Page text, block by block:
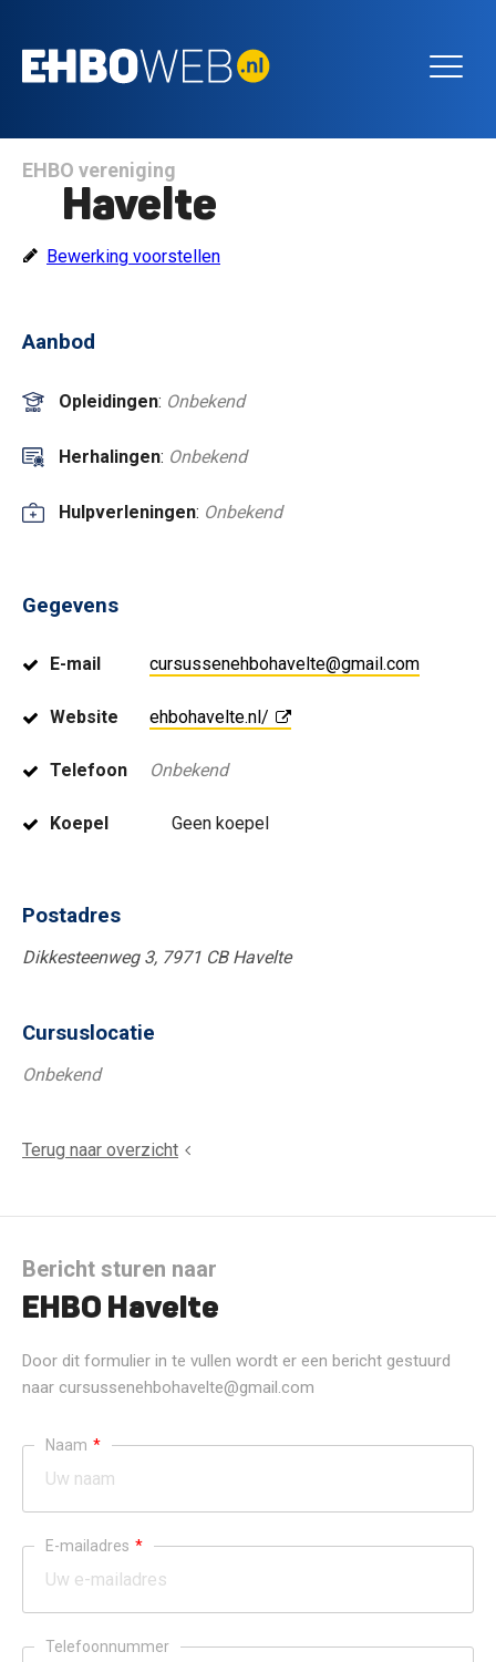
EHBO vereniging
Havelte
Bewerking voorstellen
Aanbod
Opleidingen: Onbekend
Herhalingen: Onbekend
Hulpverleningen: Onbekend
Gegevens
E-mail cursussenehbohavelte@gmail.com
Website ehbohavelte.nl/
Telefoon Onbekend
Koepel Geen koepel
Postadres
Dikkesteenweg 3, 7971 CB Havelte
Cursuslocatie
Onbekend
Terug naar overzicht
Bericht sturen naar
EHBO Havelte
Door dit formulier in te vullen wordt er een bericht gestuurd
naar cursussenehbohavelte@gmail.com
Naam *
E-mailadres *
Telefoonnummer